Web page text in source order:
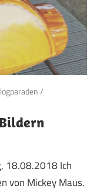
/
18.08.2018 Ich
von Mickey Maus.